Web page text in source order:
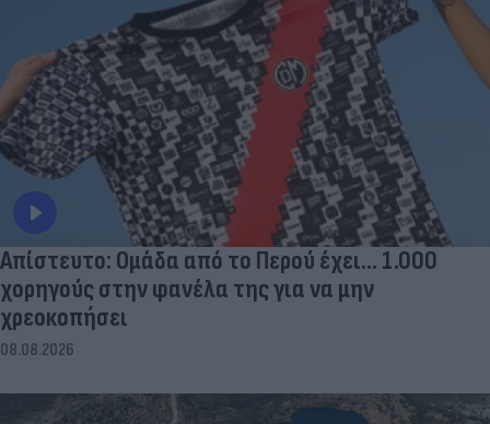
Απίστευτο: Ομάδα από το Περού έχει... 1.000
χορηγούς στην φανέλα της για να μην
χρεοκοπήσει
08.08.2026